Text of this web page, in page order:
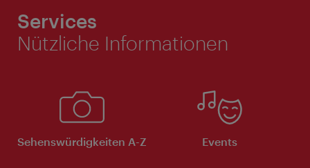
Services
Nützliche Informationen
Sehenswürdigkeiten A-Z Events